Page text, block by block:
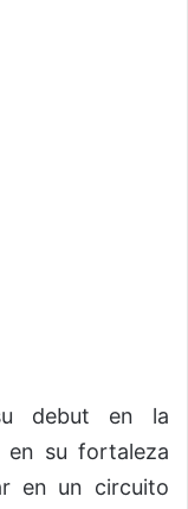
debut en la
en su fortaleza
en un circuito